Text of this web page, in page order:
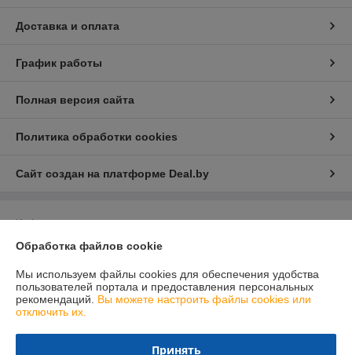
Доставка и оплата
График работы
Полная версия сайта
Политика обработки cookies
Сайт создан на платформе Deal.by
Информация для покупателя
Юридическое лицо:Общество с ограниченной ответственностью
220030, Республика Беларусь, г.Минск, ул.Комсомольская, 11-7Д
Регистрационный номер ЕГР: 193818085
Регистрационный орган: Мингорсиполком
Обработка файлов cookie
Мы используем файлы cookies для обеспечения удобства
пользователей портала и предоставления персональных
рекомендаций. Вы можете настроить файлы cookies или
отключить их.
Принять